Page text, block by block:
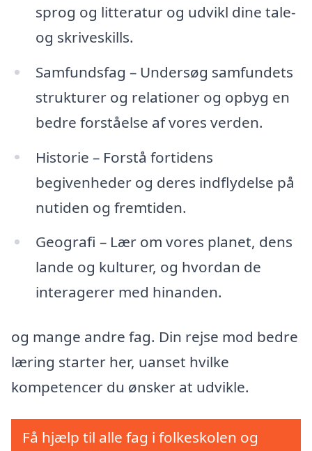
sprog og litteratur og udvikl dine tale-
og skriveskills.
Samfundsfag – Undersøg samfundets
strukturer og relationer og opbyg en
bedre forståelse af vores verden.
Historie – Forstå fortidens
begivenheder og deres indflydelse på
nutiden og fremtiden.
Geografi – Lær om vores planet, dens
lande og kulturer, og hvordan de
interagerer med hinanden.
og mange andre fag. Din rejse mod bedre
læring starter her, uanset hvilke
kompetencer du ønsker at udvikle.
Få hjælp til alle fag i folkeskolen og